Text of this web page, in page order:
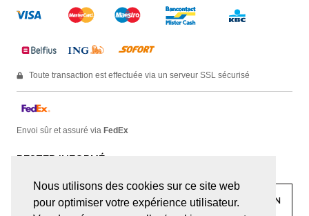
Nous utilisons des cookies sur ce site web
pour optimiser votre expérience utilisateur.
Toute transaction est effectuée via un serveur SSL sécurisé
Envoi sûr et assuré via FedEx
RESTER INFORMÉ